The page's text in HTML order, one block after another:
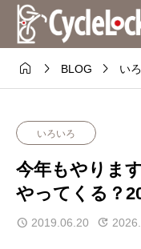
  BLOG  い
いろいろ
今年もやりま
やってくる？
2019.06.20